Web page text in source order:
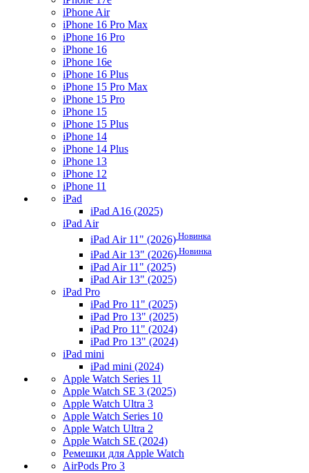
iPhone Air
iPhone 16 Pro Max
iPhone 16 Pro
iPhone 16
iPhone 16e
iPhone 16 Plus
iPhone 15 Pro Max
iPhone 15 Pro
iPhone 15
iPhone 15 Plus
iPhone 14
iPhone 14 Plus
iPhone 13
iPhone 12
iPhone 11
iPad
iPad A16 (2025)
iPad Air
iPad Air 11" (2026) Новинка
iPad Air 13" (2026) Новинка
iPad Air 11" (2025)
iPad Air 13" (2025)
iPad Pro
iPad Pro 11" (2025)
iPad Pro 13" (2025)
iPad Pro 11" (2024)
iPad Pro 13" (2024)
iPad mini
iPad mini (2024)
Apple Watch Series 11
Apple Watch SE 3 (2025)
Apple Watch Ultra 3
Apple Watch Series 10
Apple Watch Ultra 2
Apple Watch SE (2024)
Ремешки для Apple Watch
AirPods Pro 3